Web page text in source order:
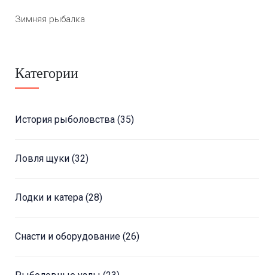
Зимняя рыбалка
Категории
История рыболовства (35)
Ловля щуки (32)
Лодки и катера (28)
Снасти и оборудование (26)